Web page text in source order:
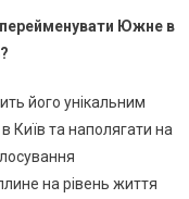
перейменувати Южне в
його унікальним
Київ та наполягати на
на рівень життя